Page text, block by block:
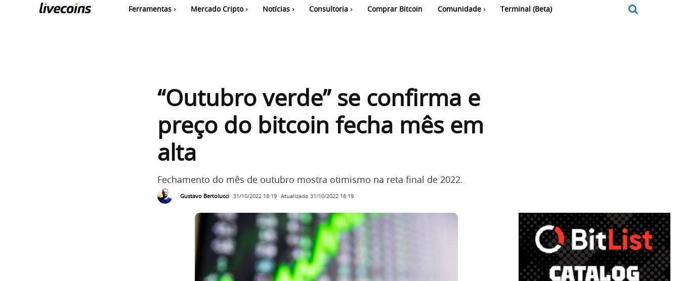
Ferramentas Mercado Cripto Notícias Consultoria Comprar Bitcoin Comunidade Terminal (Beta)
“Outubro verde” se confirma e
preço do bitcoin fecha mês em
alta
Fechamento do mês de outubro mostra otimismo na reta final de 2022.
Gustavo Bertolucci 31/10/2022 18:19 Atualizado 31/10/2022 18:19